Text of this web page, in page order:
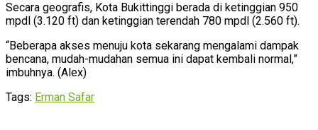
Secara geografis, Kota Bukittinggi berada di ketinggian 950
mpdl (3.120 ft) dan ketinggian terendah 780 mpdl (2.560 ft).
“Beberapa akses menuju kota sekarang mengalami dampak
bencana, mudah-mudahan semua ini dapat kembali normal,”
imbuhnya. (Alex)
Tags: Erman Safar